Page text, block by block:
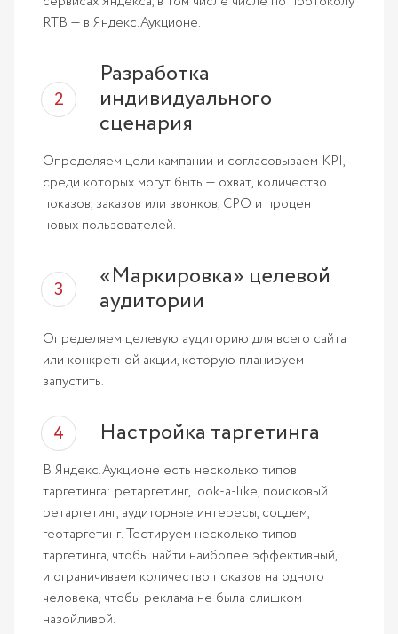
RTB — в Яндекс.Аукционе.
Разработка
индивидуального
сценария
Определяем цели кампании и согласовываем KPI,
среди которых могут быть — охват, количество
показов, заказов или звонков, CPO и процент
новых пользователей.
«Маркировка» целевой
аудитории
Определяем целевую аудиторию для всего сайта
или конкретной акции, которую планируем
запустить.
Настройка таргетинга
В Яндекс.Аукционе есть несколько типов
таргетинга: ретаргетинг, look-a-like, поисковый
ретаргетинг, аудиторные интересы, соцдем,
геотаргетинг. Тестируем несколько типов
таргетинга, чтобы найти наиболее эффективный,
и ограничиваем количество показов на одного
человека, чтобы реклама не была слишком
назойливой.